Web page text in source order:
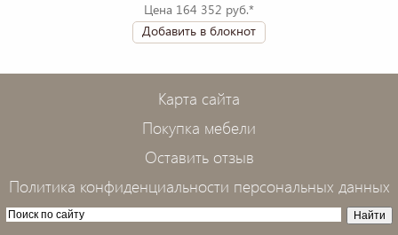
Цена 164 352 руб.*
Добавить в блокнот
Карта сайта
Покупка мебели
Оставить отзыв
Политика конфиденциальности персональных данных